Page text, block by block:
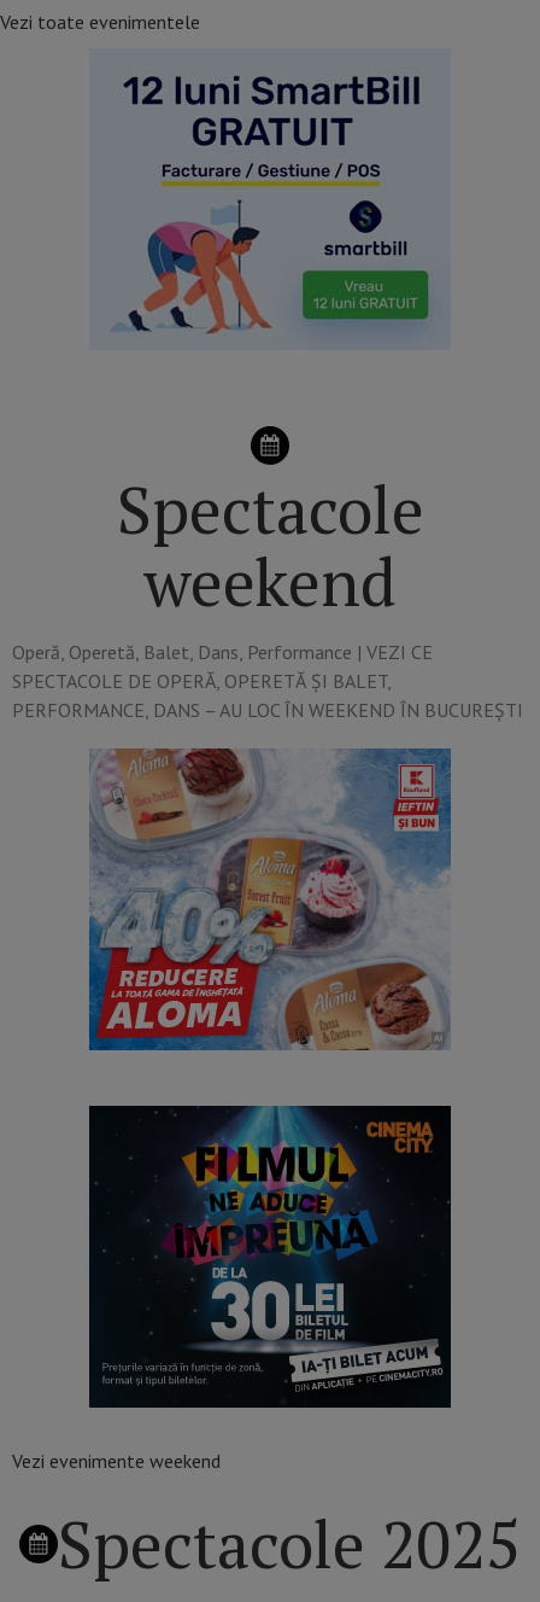
Vezi toate evenimentele
Spectacole
weekend
Operă, Operetă, Balet, Dans, Performance​ | VEZI CE
SPECTACOLE DE OPERĂ, OPERETĂ ȘI BALET,
PERFORMANCE, DANS – AU LOC ÎN WEEKEND ÎN BUCUREȘTI
Vezi evenimente weekend
Spectacole 2025